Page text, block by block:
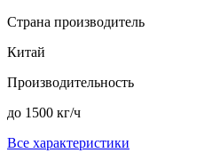
Страна производитель
Китай
Производительность
до 1500 кг/ч
Все характеристики